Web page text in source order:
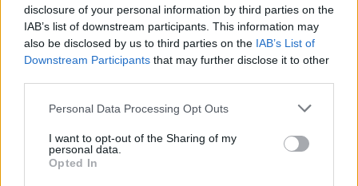
disclosure of your personal information by third parties on the
IAB’s list of downstream participants. This information may
also be disclosed by us to third parties on the IAB’s List of
Downstream Participants that may further disclose it to other
Personal Data Processing Opt Outs
I want to opt-out of the Sharing of my
personal data.
Opted In